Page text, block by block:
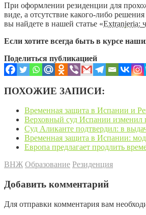
При оформлении резиденции для
виде, а отсутствие какого-либо
вы найдете в нашей статье «Extranjeria:
Если хотите всегда быть в курсе
Поделиться публикацией
ПОХОЖИЕ ЗАПИСИ:
Временная защита в Испании и
Верховный суд Испании изменил
Суд Аликанте подтвердил: в
Временная защита в Испании:
Европа предлагает продлить
ВНЖ Образование Резиденция
Добавить комментарий
Для отправки комментария вам